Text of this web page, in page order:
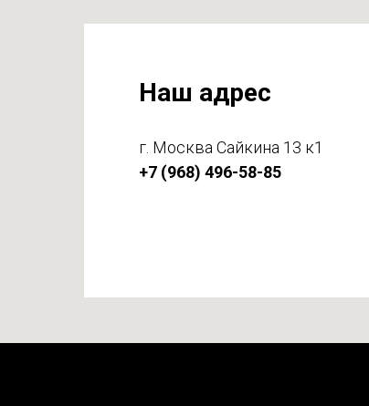
Наш адрес
г. Москва Сайкина 13 к1
+7 (968) 496-58-85